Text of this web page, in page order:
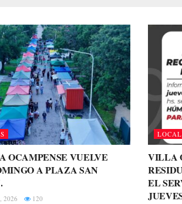
OCAMPENSE VUELVE
A PLAZA SAN
2026 120
VILLA
EL